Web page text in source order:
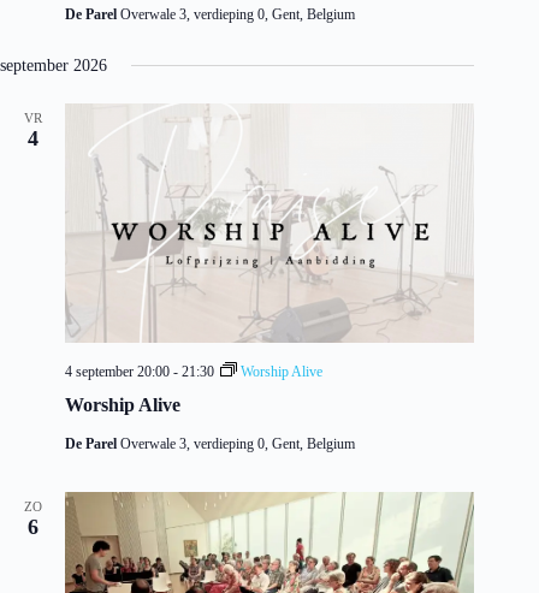
De Parel Overwale 3, verdieping 0, Gent, Belgium
september 2026
VR
4
Worship Alive
4 september 20:00 - 21:30 Worship Alive
De Parel Overwale 3, verdieping 0, Gent, Belgium
ZO
6